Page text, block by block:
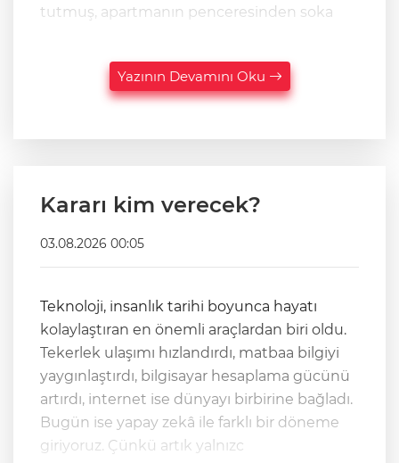
tutmuş, apartmanın penceresinden soka
Yazının Devamını Oku
Kararı kim verecek?
03.08.2026 00:05
Teknoloji, insanlık tarihi boyunca hayatı
kolaylaştıran en önemli araçlardan biri oldu.
Tekerlek ulaşımı hızlandırdı, matbaa bilgiyi
yaygınlaştırdı, bilgisayar hesaplama gücünü
artırdı, internet ise dünyayı birbirine bağladı.
Bugün ise yapay zekâ ile farklı bir döneme
giriyoruz. Çünkü artık yalnızc